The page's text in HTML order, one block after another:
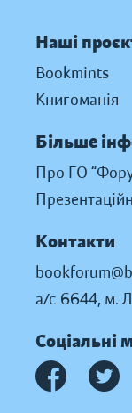
Наші
Bookmints
Книгоманія
Більше
Про ГО
Контакти
а/с 6644, м.
Соціальні